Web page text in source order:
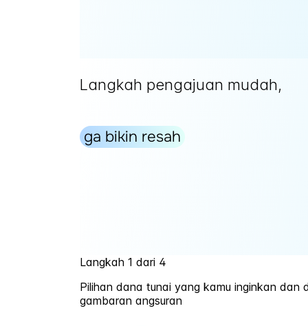
Langkah pengajuan mudah,
ga bikin resah
Langkah 1 dari 4
Pilihan dana tunai yang kamu inginkan dan
gambaran angsuran